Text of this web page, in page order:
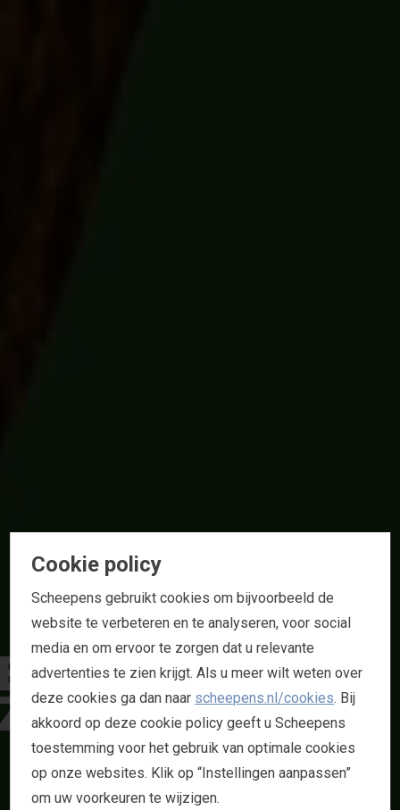
INDHOVEN
OO
LIBÉMA
Cookie policy
Scheepens gebruikt cookies om bijvoorbeeld de
website te verbeteren en te analyseren, voor social
media en om ervoor te zorgen dat u relevante
advertenties te zien krijgt. Als u meer wilt weten over
deze cookies ga dan naar scheepens.nl/cookies. Bij
akkoord op deze cookie policy geeft u Scheepens
toestemming voor het gebruik van optimale cookies
op onze websites. Klik op “Instellingen aanpassen”
om uw voorkeuren te wijzigen.